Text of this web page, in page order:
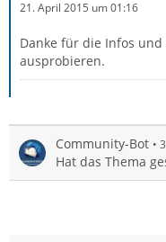
21. April 2015 um 01:16
Danke für die Infos
ausprobieren.
Community-Bot
Hat das Thema